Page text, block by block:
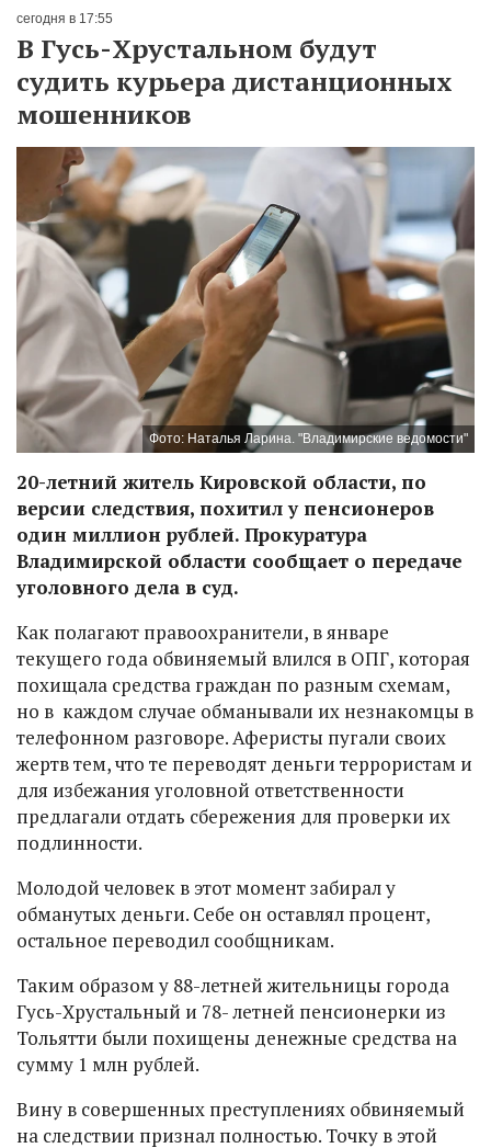
сегодня в 17:55
В Гусь-Хрустальном будут
судить курьера дистанционных
мошенников
Фото: Наталья Ларина. "Владимирские ведомости"
20-летний житель Кировской области, по
версии следствия, похитил у пенсионеров
один миллион рублей. Прокуратура
Владимирской области сообщает о передаче
уголовного дела в суд.
Как полагают правоохранители, в январе
текущего года обвиняемый влился в ОПГ, которая
похищала средства граждан по разным схемам,
но в каждом случае обманывали их незнакомцы в
телефонном разговоре. Аферисты пугали своих
жертв тем, что те переводят деньги террористам и
для избежания уголовной ответственности
предлагали отдать сбережения для проверки их
подлинности.
Молодой человек в этот момент забирал у
обманутых деньги. Себе он оставлял процент,
остальное переводил сообщникам.
Таким образом у 88-летней жительницы города
Гусь-Хрустальный и 78- летней пенсионерки из
Тольятти были похищены денежные средства на
сумму 1 млн рублей.
Вину в совершенных преступлениях обвиняемый
на следствии признал полностью. Точку в этой